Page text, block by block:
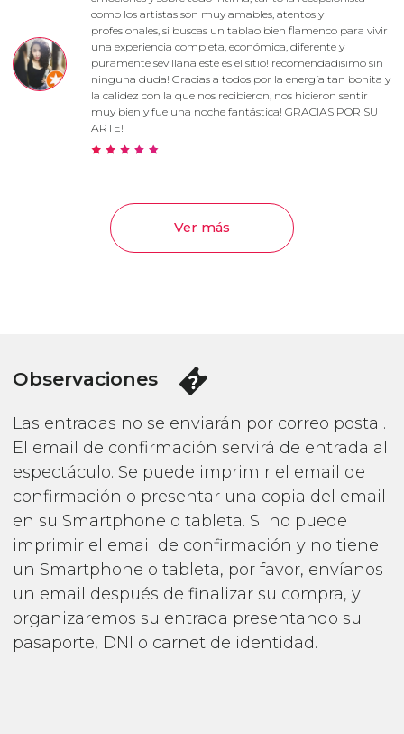
como los artistas son muy amables, atentos y
profesionales, si buscas un tablao bien flamenco para vivir
una experiencia completa, económica, diferente y
puramente sevillana este es el sitio! recomendadisimo sin
ninguna duda! Gracias a todos por la energía tan bonita y
la calidez con la que nos recibieron, nos hicieron sentir
muy bien y fue una noche fantástica! GRACIAS POR SU
ARTE!
Ver más
Observaciones
Las entradas no se enviarán por correo postal.
El email de confirmación servirá de entrada al
espectáculo. Se puede imprimir el email de
confirmación o presentar una copia del email
en su Smartphone o tableta. Si no puede
imprimir el email de confirmación y no tiene
un Smartphone o tableta, por favor, envíanos
un email después de finalizar su compra, y
organizaremos su entrada presentando su
pasaporte, DNI o carnet de identidad.